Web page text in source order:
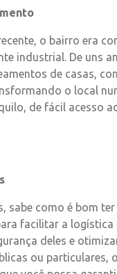
o bairro era
industrial. De uns
de casas,
o local
de fácil acesso
sabe como é bom
facilitar a logística
deles e
ou particulares,